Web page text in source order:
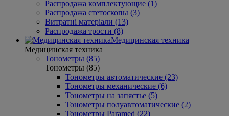
Распродажа комплектующие (1)
Распродажа стетоскопы (3)
Витратні матеріали (13)
Распродажа трости (8)
Медицинская техника
Медицинская техника
Тонометры (85)
Тонометры (85)
Тонометры автоматические (23)
Тонометры механические (6)
Тонометры на запястье (5)
Тонометры полуавтоматические (2)
Тонометры Paramed (22)